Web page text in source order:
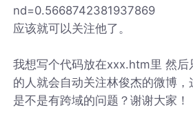
nd=0.5668742381937869
应该就可以关注他了。
我想写个代码放在xxx.htm里 然
的人就会自动关注林俊杰的微博，
是不是有跨域的问题？谢谢大家！